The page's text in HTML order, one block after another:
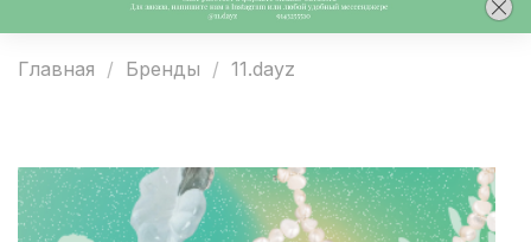
Главная Бренды 11.dayz